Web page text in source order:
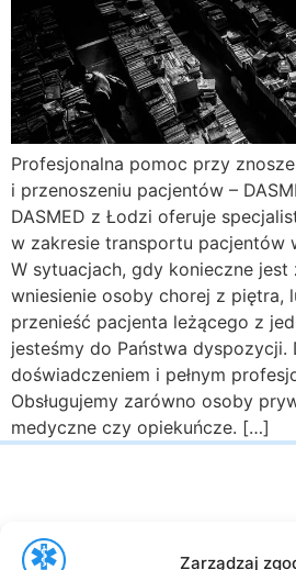
Zarządzaj
Profesjonalna pomoc przy
i przenoszeniu pacjentów –
DASMED z Łodzi oferuje
w zakresie transportu pacjentów
W sytuacjach, gdy konieczne jest
wniesienie osoby chorej z piętra,
przenieść pacjenta leżącego z
jesteśmy do Państwa dyspozycji.
doświadczeniem i pełnym
Obsługujemy zarówno osoby
medyczne czy opiekuńcze. […]